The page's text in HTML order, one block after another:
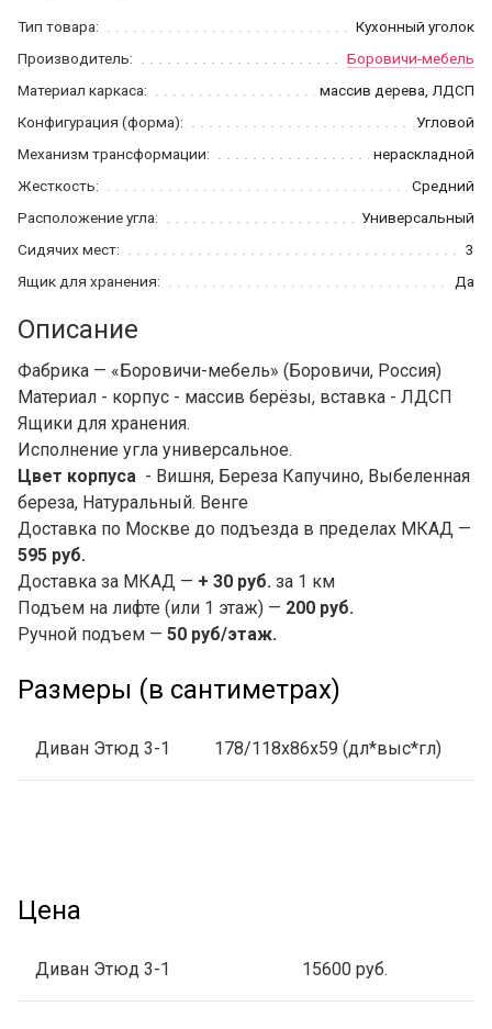
Тип товара:
Кухонный уголок
Производитель:
Боровичи-мебель
Материал каркаса:
массив дерева, ЛДСП
Конфигурация (форма):
Угловой
Механизм трансформации:
нераскладной
Жесткость:
Средний
Расположение угла:
Универсальный
Сидячих мест:
3
Ящик для хранения:
Да
Описание
Фабрика — «Боровичи-мебель» (Боровичи, Россия)
Материал - корпус - массив берёзы, вставка - ЛДСП
Ящики для хранения.
Исполнение угла универсальное.
Цвет корпуса - Вишня, Береза Капучино, Выбеленная
береза, Натуральный. Венге
Доставка по Москве до подъезда в пределах МКАД —
595 руб.
Доставка за МКАД — + 30 руб. за 1 км
Подъем на лифте (или 1 этаж) — 200 руб.
Ручной подъем — 50 руб/этаж.
Размеры (в сантиметрах)
Диван Этюд 3-1 178/118х86х59 (дл*выс*гл)
Цена
Диван Этюд 3-1 15600 руб.